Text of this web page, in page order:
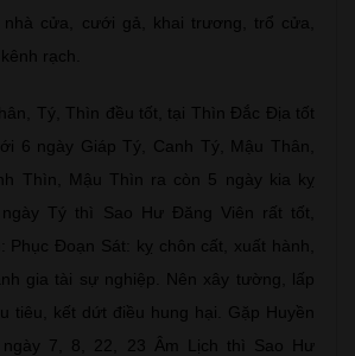
cửa, cưới gả, khai trương, trổ cửa,
rạch.
Tý, Thìn đều tốt, tại Thìn Đắc Địa tốt
6 ngày Giáp Tý, Canh Tý, Mậu Thân,
Thìn, Mậu Thìn ra còn 5 ngày kia kỵ
Tý thì Sao Hư Đăng Viên rất tốt,
Phục Đoạn Sát: kỵ chôn cất, xuất hành,
gia tài sự nghiệp. Nên xây tường, lấp
tiêu, kết dứt điều hung hại. Gặp Huyền
7, 8, 22, 23 Âm Lịch thì Sao Hư